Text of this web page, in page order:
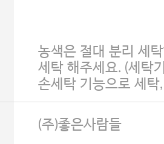
농색은 절대 분리 세
세탁 해주세요. (세탁
손세탁 기능으로 세탁
(주)좋은사람들